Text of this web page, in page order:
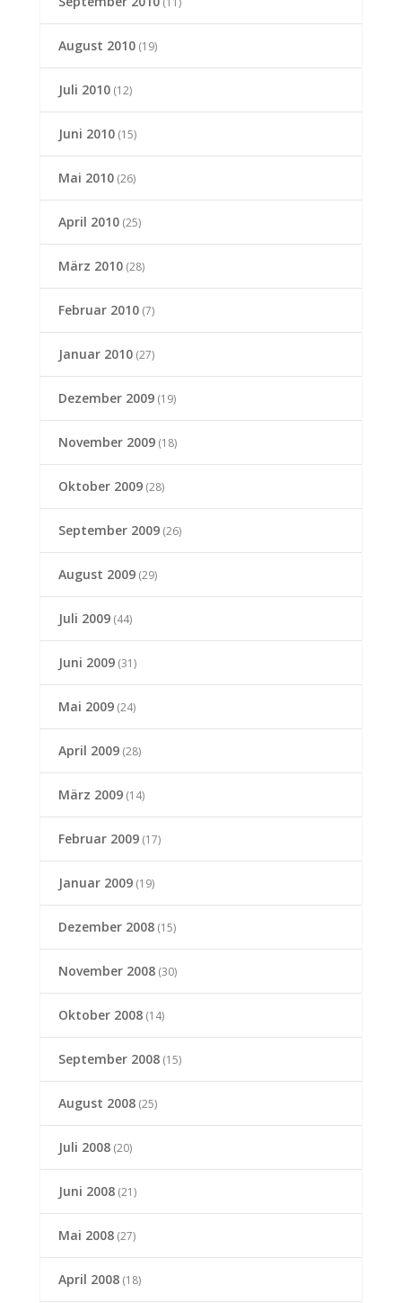
August 2010(19)
Juli 2010(12)
Juni 2010(15)
Mai 2010(26)
April 2010(25)
März 2010(28)
Februar 2010(7)
Januar 2010(27)
Dezember 2009(19)
November 2009(18)
Oktober 2009(28)
September 2009(26)
August 2009(29)
Juli 2009(44)
Juni 2009(31)
Mai 2009(24)
April 2009(28)
März 2009(14)
Februar 2009(17)
Januar 2009(19)
Dezember 2008(15)
November 2008(30)
Oktober 2008(14)
September 2008(15)
August 2008(25)
Juli 2008(20)
Juni 2008(21)
Mai 2008(27)
April 2008(18)